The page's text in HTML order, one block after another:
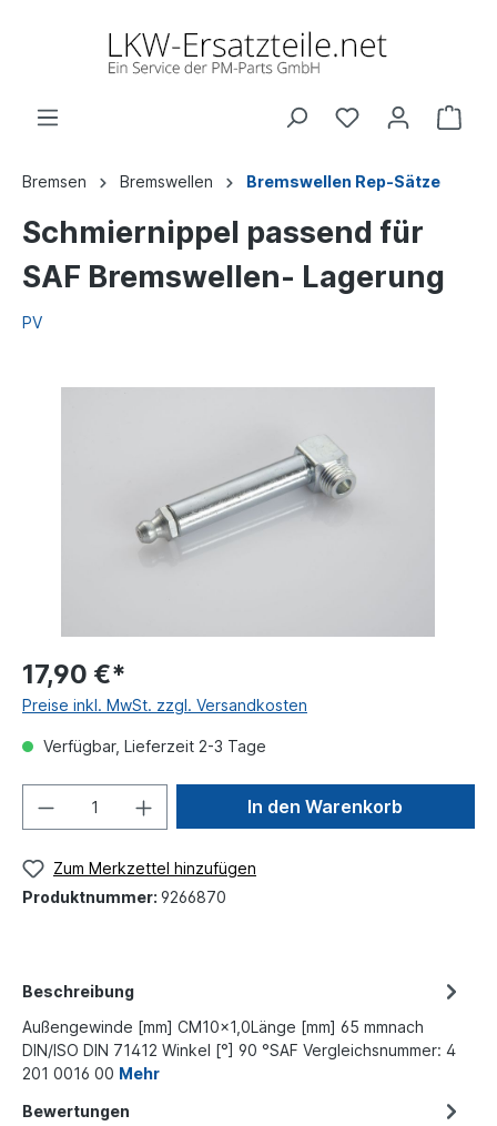
Bremsen Bremswellen Bremswellen Rep-Sätze
Schmiernippel passend für
SAF Bremswellen- Lagerung
PV
17,90 €*
Preise inkl. MwSt. zzgl. Versandkosten
Verfügbar, Lieferzeit 2-3 Tage
In den Warenkorb
Zum Merkzettel hinzufügen
Produktnummer: 9266870
Beschreibung
Außengewinde [mm] CM10x1,0Länge [mm] 65 mmnach
DIN/ISO DIN 71412 Winkel [°] 90 °SAF Vergleichsnummer: 4
201 0016 00 Mehr
Bewertungen